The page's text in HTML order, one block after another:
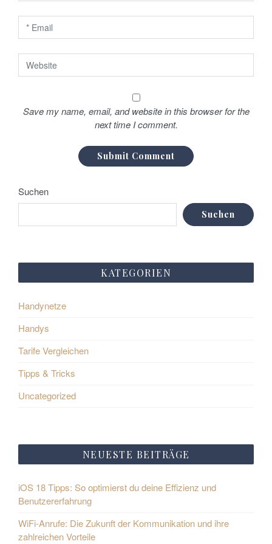
o
n
Save my name, email, and website in this browser for the
next time I comment.
Suchen
Suchen
KATEGORIEN
Handynetze
Handys
Tarife Vergleichen
Tipps & Tricks
Uncategorized
NEUESTE BEITRÄGE
iOS 18 Tipps: So optimierst du deine Effizienz und
Benutzererfahrung
WiFi-Anrufe: Die Zukunft der Kommunikation und ihre
zahlreichen Vorteile